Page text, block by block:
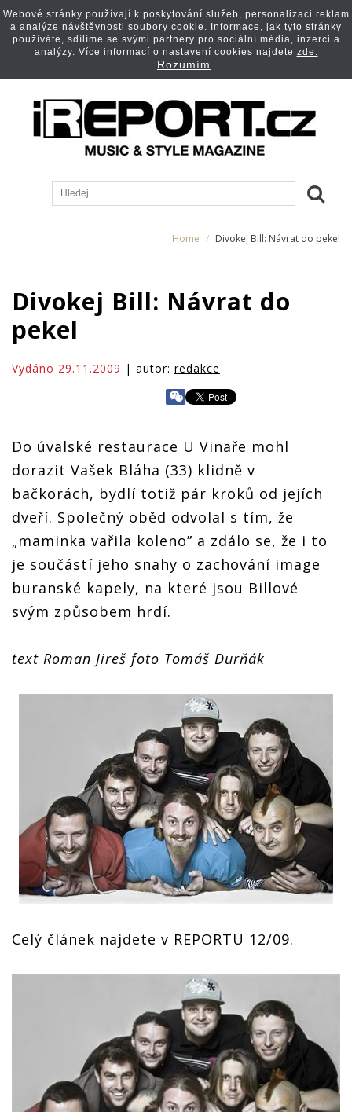
Home Divokej Bill: Návrat do pekel
Divokej Bill: Návrat do
pekel
Vydáno 29.11.2009 | autor: redakce
Do úvalské restaurace U Vinaře mohl
dorazit Vašek Bláha (33) klidně v
bačkorách, bydlí totiž pár kroků od jejích
dveří. Společný oběd odvolal s tím, že
„maminka vařila koleno” a zdálo se, že i to
je součástí jeho snahy o zachování image
buranské kapely, na které jsou Billové
svým způsobem hrdí.
text Roman Jireš foto Tomáš Durňák
Celý článek najdete v REPORTU 12/09.
Webové stránky používají k poskytování služeb, personalizaci reklam
a analýze návštěvnosti soubory cookie. Informace, jak tyto stránky
používáte, sdílíme se svými partnery pro sociální média, inzerci a
analýzy. Více informací o nastavení cookies najdete zde.
Rozumím